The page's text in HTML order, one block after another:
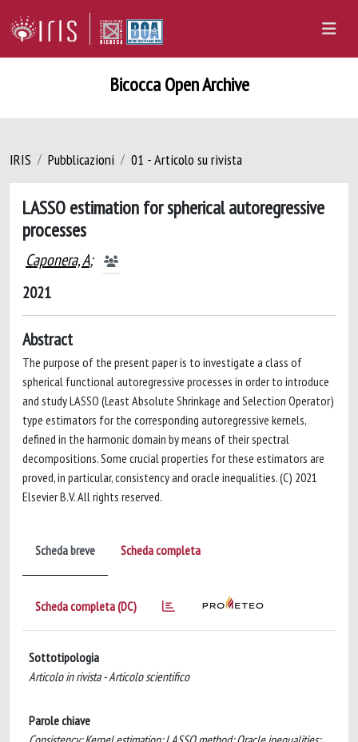
Bicocca Open Archive
IRIS Pubblicazioni 01 - Articolo su rivista
LASSO estimation for spherical autoregressive
processes
Caponera, A;
2021
Abstract
The purpose of the present paper is to investigate a class of
spherical functional autoregressive processes in order to introduce
and study LASSO (Least Absolute Shrinkage and Selection Operator)
type estimators for the corresponding autoregressive kernels,
defined in the harmonic domain by means of their spectral
decompositions. Some crucial properties for these estimators are
proved, in particular, consistency and oracle inequalities. (C) 2021
Elsevier B.V. All rights reserved.
Scheda breve Scheda completa
Scheda completa (DC)
Sottotipologia
Articolo in rivista - Articolo scientifico
Parole chiave